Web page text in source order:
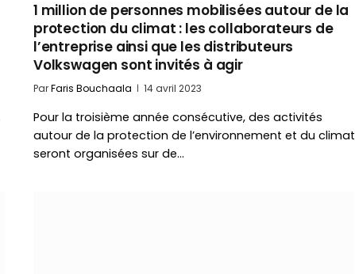
1 million de personnes mobilisées autour de la
protection du climat : les collaborateurs de
l’entreprise ainsi que les distributeurs
Volkswagen sont invités à agir
ParFaris Bouchaala 14 avril 2023
Pour la troisième année consécutive, des activités
autour de la protection de l’environnement et du climat
seront organisées sur de…